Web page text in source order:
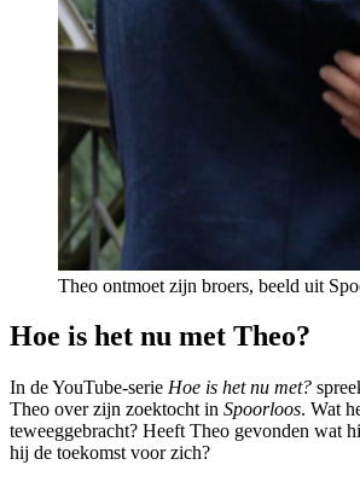
Theo ontmoet zijn broers, beeld uit
Hoe is het nu met Theo?
In de YouTube-serie Hoe is het nu met?
Theo over zijn zoektocht in Spoorloos. Wat
teweeggebracht? Heeft Theo gevonden wat
hij de toekomst voor zich?